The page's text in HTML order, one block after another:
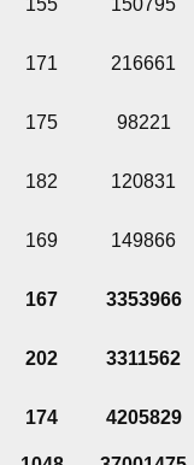
171 216661
175 98221
182 120831
169 149866
167 3353966
202 3311562
174 4205829